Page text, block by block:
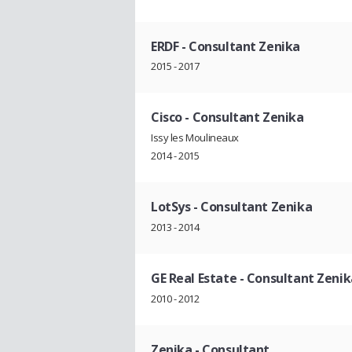
ERDF- Consultant Zenika
2015 - 2017
Cisco- Consultant Zenika
Issy les Moulineaux
2014 - 2015
LotSys- Consultant Zenika
2013 - 2014
GE Real Estate - Consultant
2010 - 2012